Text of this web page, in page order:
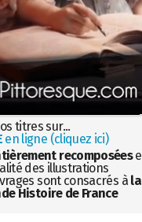
titres sur...
en ligne (cliquez ici)
recomposées
des illustrations
sont consacrés à la
Histoire de France